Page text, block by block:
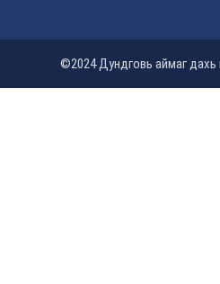
©2024 Дундговь аймаг дахь